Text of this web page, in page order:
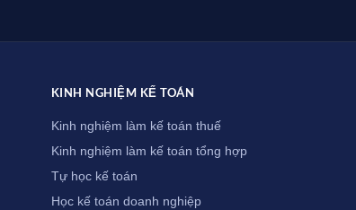
KINH NGHIỆM KẾ TOÁN
Kinh nghiệm làm kế toán thuế
Kinh nghiệm làm kế toán tổng hợp
Tự học kế toán
Học kế toán doanh nghiệp